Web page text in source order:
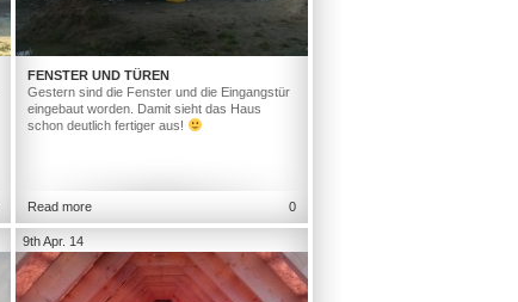
FENSTER UND TÜREN
Gestern sind die Fenster und die Eingangstür
eingebaut worden. Damit sieht das Haus
schon deutlich fertiger aus!
Read more 0
9th Apr. 14